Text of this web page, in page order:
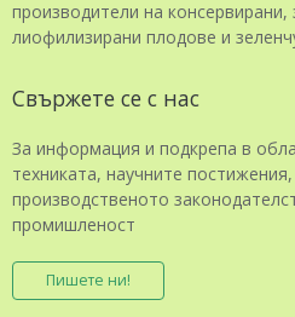
производители на
лиофилизирани плодове и
Свържете се с нас
За информация и подкрепа в
техниката, научните
производственото
промишленост
Пишете ни!